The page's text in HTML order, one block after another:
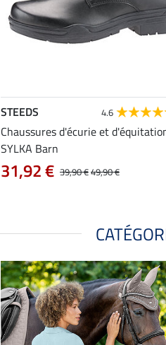
STEEDS 4.6
Chaussures d'écurie et
SYLKA Barn
39,90 €49,90 €
31,92 €